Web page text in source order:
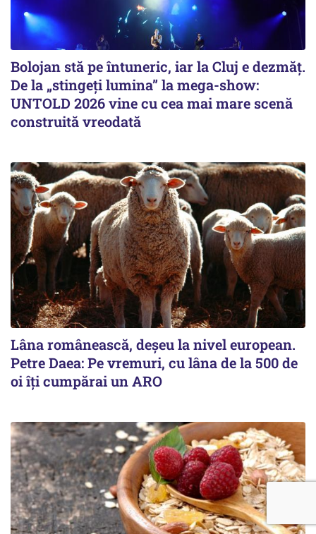
Bolojan stă pe întuneric, iar la Cluj e dezmăț.
De la „stingeți lumina” la mega-show:
UNTOLD 2026 vine cu cea mai mare scenă
construită vreodată
Lâna românească, deșeu la nivel european.
Petre Daea: Pe vremuri, cu lâna de la 500 de
oi îți cumpărai un ARO